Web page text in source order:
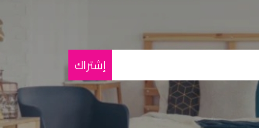
إشتراك